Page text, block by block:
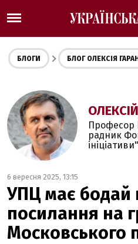
БЛОГИ БЛОГ ОЛЕКСІЯ
Професор
радник
ініціативи"
6 вересня 2025, 13:15
УПЦ має бодай
посилання на
Московського